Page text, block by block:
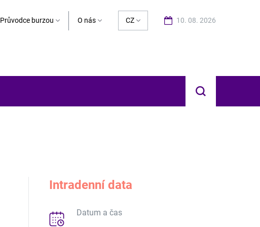
Průvodce burzou O nás CZ 10. 08. 2026
Intradenní data
Datum a čas